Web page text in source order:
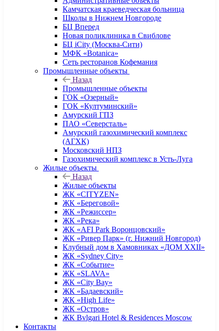
Камчатская краеведческая больница
Школы в Нижнем Новгороде
БЦ Вперед
Новая поликлиника в Свиблове
БЦ iCity (Москва-Сити)
МФК «Botanica»
Сеть ресторанов Кофемания
Промышленные объекты
Назад
Промышленные объекты
ГОК «Озерный»
ГОК «Култуминский»
Амурский ГПЗ
ПАО «Северсталь»
Амурский газохимический комплекс
(АГХК)
Московский НПЗ
Газохимический комплекс в Усть-Луга
Жилые объекты
Назад
Жилые объекты
ЖК «CITYZEN»
ЖК «Береговой»
ЖК «Режиссер»
ЖК «Река»
ЖК «AFI Park Воронцовский»
ЖК «Ривер Парк» (г. Нижний Новгород)
Клубный дом в Хамовниках «ДОМ XXII»
ЖК «Sydney City»
ЖК «Событие»
ЖК «SLAVA»
ЖК «City Bay»
ЖК «Бадаевский»
ЖК «High Life»
ЖК «Остров»
ЖК Bvlgari Hotel & Residences Moscow
Контакты